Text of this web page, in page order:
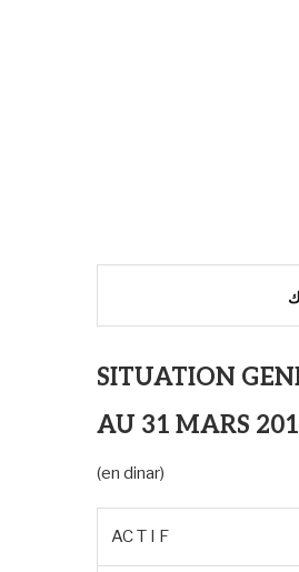
SITUATION
AU 31 MARS
(en dinar)
AC T I F